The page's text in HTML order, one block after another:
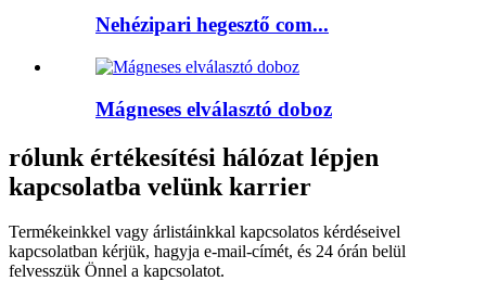
Nehézipari hegesztő com...
Mágneses elválasztó doboz
rólunk értékesítési hálózat lépjen
kapcsolatba velünk karrier
Termékeinkkel vagy árlistáinkkal kapcsolatos kérdéseivel
kapcsolatban kérjük, hagyja e-mail-címét, és 24 órán belül
felvesszük Önnel a kapcsolatot.